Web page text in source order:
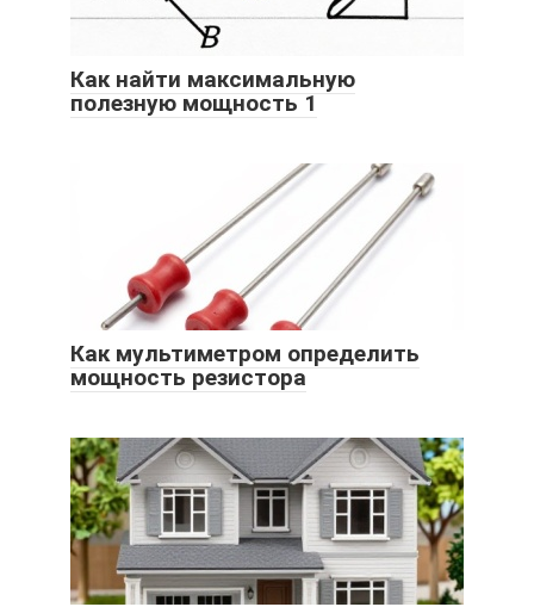
Как найти максимальную
полезную мощность 1
Как мультиметром определить
мощность резистора